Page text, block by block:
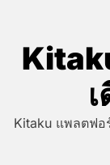
content
Kitaku แพลตฟอ